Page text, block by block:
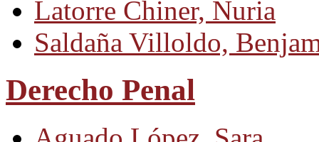
Latorre Chiner, Nuria
Saldaña Villoldo,
Derecho Penal